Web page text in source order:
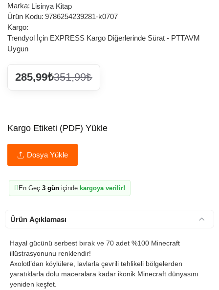
Marka: Lisinya Kitap
Ürün Kodu: 9786254239281-k0707
Kargo:
Trendyol İçin EXPRESS Kargo Diğerlerinde Sürat - PTTAVM
Uygun
285,99₺351,99₺
Kargo Etiketi (PDF) Yükle
Dosya Yükle
En Geç 3 gün içinde kargoya verilir!
Ürün Açıklaması
Hayal gücünü serbest bırak ve 70 adet %100 Minecraft
illüstrasyonunu renklendir!
Axolotl’dan köylülere, lavlarla çevrili tehlikeli bölgelerden
yaratıklarla dolu maceralara kadar ikonik Minecraft dünyasını
yeniden keşfet.